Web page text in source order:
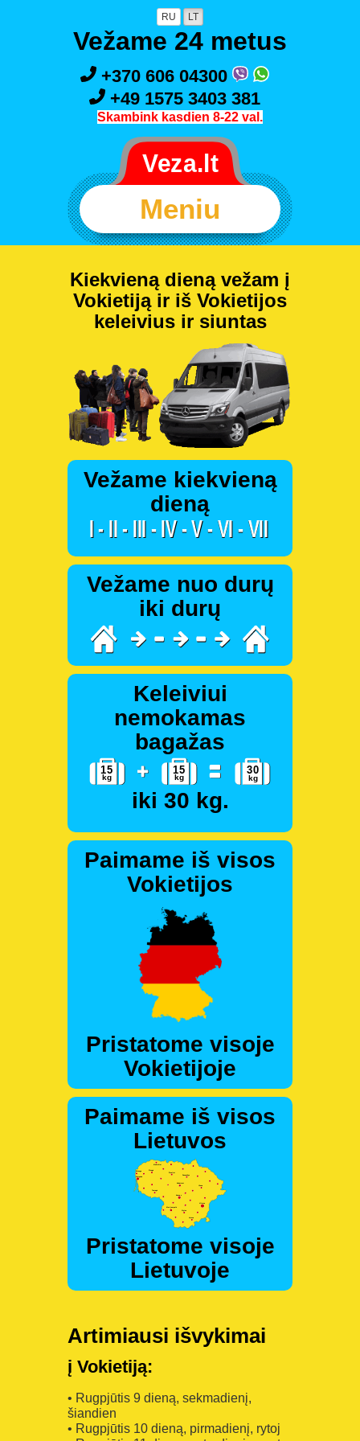
RU LT
Vežame 24 metus
+370 606 04300
+49 1575 3403 381
Skambink kasdien 8-22 val.
Meniu
Kiekvieną dieną vežam į
Vokietiją ir iš Vokietijos
keleivius ir siuntas
Vežame kiekvieną
dieną
Vežame nuo durų
iki durų
Keleiviui
nemokamas
bagažas
iki 30 kg.
Paimame iš visos
Vokietijos
Pristatome visoje
Vokietijoje
Paimame iš visos
Lietuvos
Pristatome visoje
Lietuvoje
Artimiausi išvykimai
į Vokietiją:
• Rugpjūtis 9 dieną, sekmadienį,
šiandien
• Rugpjūtis 10 dieną, pirmadienį, rytoj